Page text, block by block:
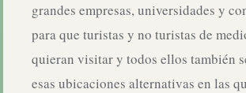
grandes empresas, universidades y
para que turistas y no turistas de
quieran visitar y todos ellos también
esas ubicaciones alternativas en las